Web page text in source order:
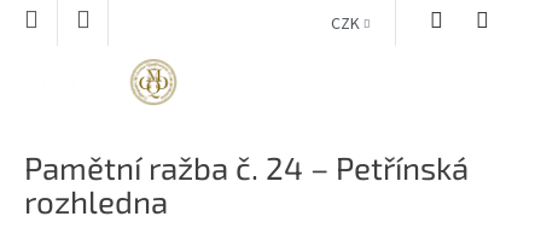
Přejít
CZK
Pamětní ražba č. 24 – Petřínská
rozhledna